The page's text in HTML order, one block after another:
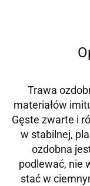
Trawa
materiałów
Gęste zwarte i
w stabilnej,
ozdobna
podlewać, nie
stać w